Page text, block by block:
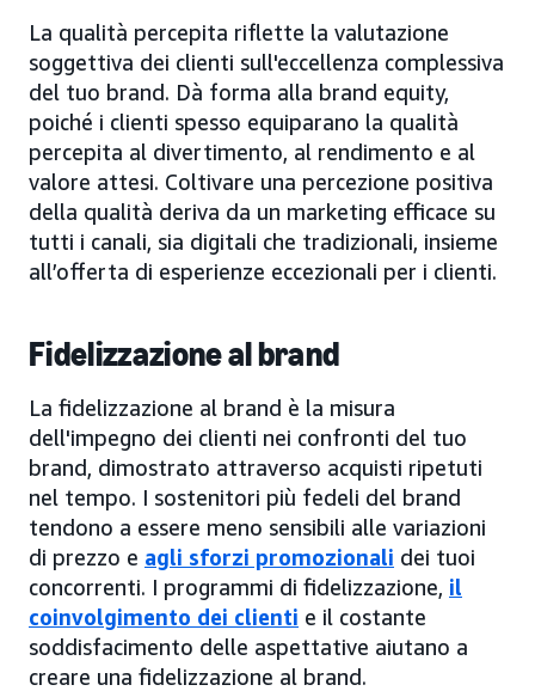
La qualità percepita riflette la valutazione
soggettiva dei clienti sull'eccellenza complessiva
del tuo brand. Dà forma alla brand equity,
poiché i clienti spesso equiparano la qualità
percepita al divertimento, al rendimento e al
valore attesi. Coltivare una percezione positiva
della qualità deriva da un marketing efficace su
tutti i canali, sia digitali che tradizionali, insieme
all’offerta di esperienze eccezionali per i clienti.
Fidelizzazione al brand
La fidelizzazione al brand è la misura
dell'impegno dei clienti nei confronti del tuo
brand, dimostrato attraverso acquisti ripetuti
nel tempo. I sostenitori più fedeli del brand
tendono a essere meno sensibili alle variazioni
di prezzo e agli sforzi promozionali dei tuoi
concorrenti. I programmi di fidelizzazione, il
coinvolgimento dei clienti e il costante
soddisfacimento delle aspettative aiutano a
creare una fidelizzazione al brand.